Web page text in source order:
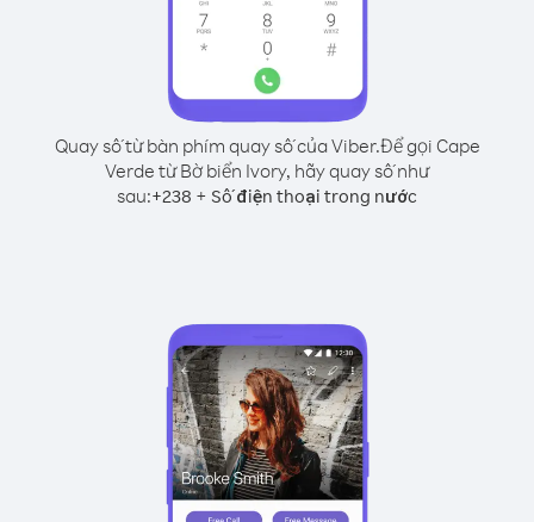
Quay số từ bàn phím quay số của Viber.Để gọi Cape
Verde từ Bờ biển Ivory, hãy quay số như
sau:+238 + Số điện thoại trong nước